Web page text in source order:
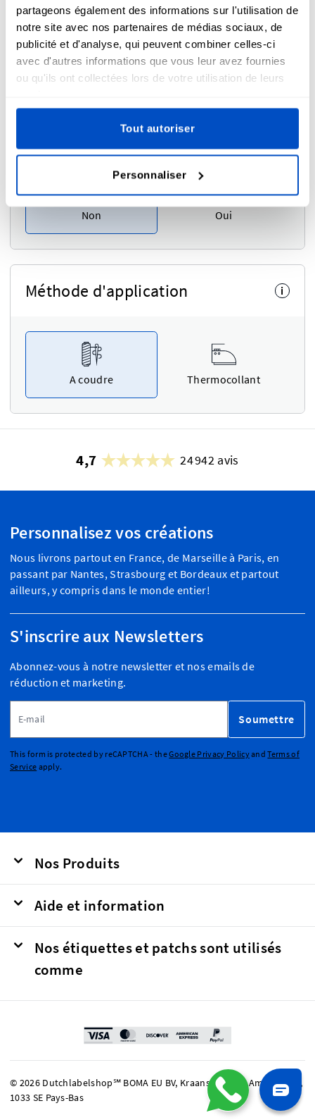
partageons également des informations sur l'utilisation de
notre site avec nos partenaires de médias sociaux, de
publicité et d'analyse, qui peuvent combiner celles-ci
avec d'autres informations que vous leur avez fournies
ou qu'ils ont collectées lors de votre utilisation de leurs
Tout autoriser
Personnaliser
Non Oui
Méthode d'application i
A coudre Thermocollant
4,7 24 942 avis
Personnalisez vos créations
Nous livrons partout en France, de Marseille à Paris, en
passant par Nantes, Strasbourg et Bordeaux et partout
ailleurs, y compris dans le monde entier!
S'inscrire aux Newsletters
Abonnez-vous à notre newsletter et nos emails de
réduction et marketing.
Soumettre
This form is protected by reCAPTCHA - theGoogle Privacy PolicyandTerms of
Service apply.
Nos Produits
Aide et information
Nos étiquettes et patchs sont utilisés
comme
© 2026 Dutchlabelshop℠ BOMA EU BV, Kraanspoor 50, Amsterdam,
1033 SE Pays-Bas